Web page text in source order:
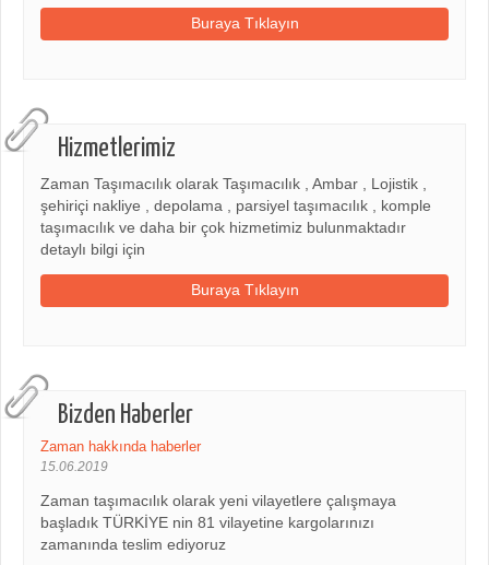
Buraya Tıklayın
Hizmetlerimiz
Zaman Taşımacılık olarak Taşımacılık , Ambar , Lojistik ,
şehiriçi nakliye , depolama , parsiyel taşımacılık , komple
taşımacılık ve daha bir çok hizmetimiz bulunmaktadır
detaylı bilgi için
Buraya Tıklayın
Bizden Haberler
Zaman hakkında haberler
15.06.2019
Zaman taşımacılık olarak yeni vilayetlere çalışmaya
başladık TÜRKİYE nin 81 vilayetine kargolarınızı
zamanında teslim ediyoruz